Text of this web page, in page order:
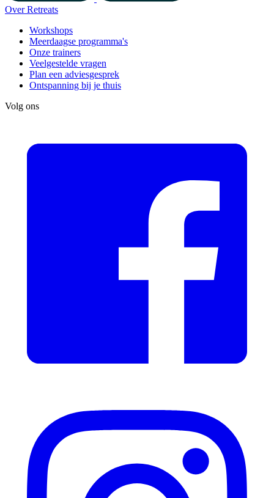
Over Retreats
Workshops
Meerdaagse programma's
Onze trainers
Veelgestelde vragen
Plan een adviesgesprek
Ontspanning bij je thuis
Volg ons